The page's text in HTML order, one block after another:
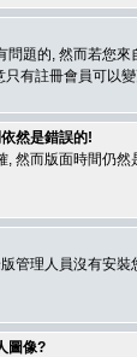
問題的, 然而若您
有註冊會員可以
然是錯誤的!
, 然而版面時間仍
管理人員沒有安
圖像?